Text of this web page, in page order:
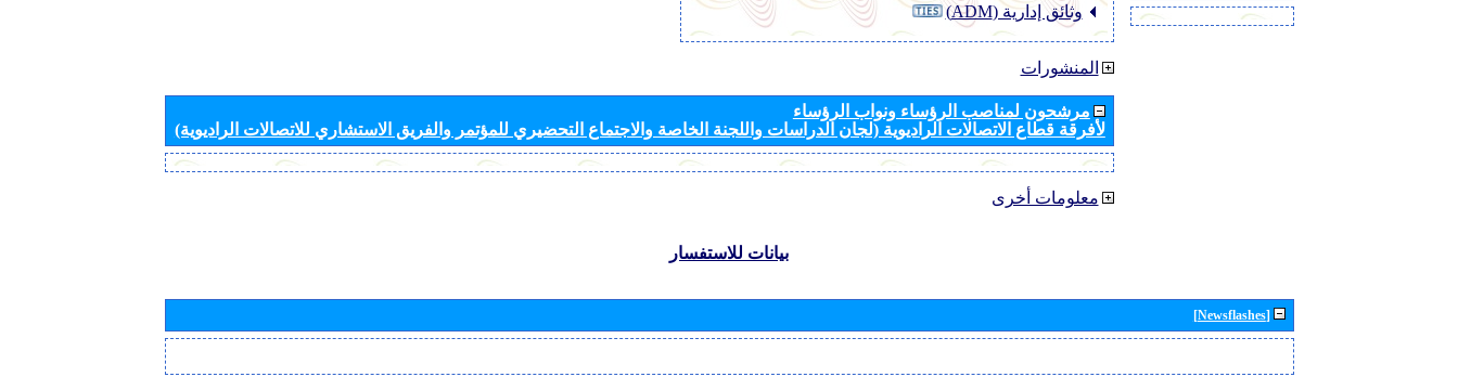
وثائق إدارية (ADM)
المنشورات
مرشحون لمناصب الرؤساء ونواب الرؤساء
لأفرقة قطاع الاتصالات الراديوية (لجان الدراسات واللجنة الخاصة والاجتماع التحضيري للمؤتمر والفريق الاستشاري للاتصالات الراديوية)
معلومات أخرى
بيانات للاستفسار
[Newsflashes]